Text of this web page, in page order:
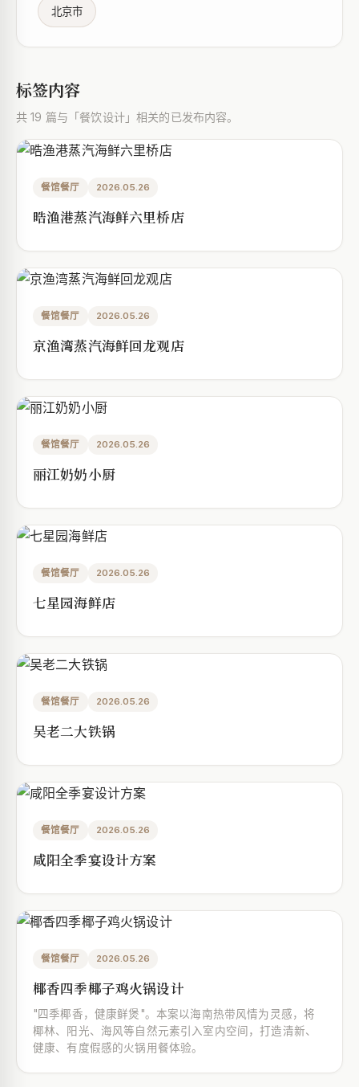
北京市
标签内容
共 19 篇与「餐饮设计」相关的已发布内容。
餐馆餐厅 2026.05.26
晧渔港蒸汽海鲜六里桥店
餐馆餐厅 2026.05.26
京渔湾蒸汽海鲜回龙观店
餐馆餐厅 2026.05.26
丽江奶奶小厨
餐馆餐厅 2026.05.26
七星园海鲜店
餐馆餐厅 2026.05.26
吴老二大铁锅
餐馆餐厅 2026.05.26
咸阳全季宴设计方案
餐馆餐厅 2026.05.26
椰香四季椰子鸡火锅设计
"四季椰香，健康鲜煲"。本案以海南热带风情为灵感，将
椰林、阳光、海风等自然元素引入室内空间，打造清新、
健康、有度假感的火锅用餐体验。